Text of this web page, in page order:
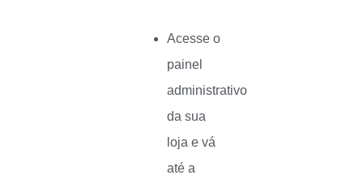
Acesse o
painel
administrativo
da sua
loja e vá
até a